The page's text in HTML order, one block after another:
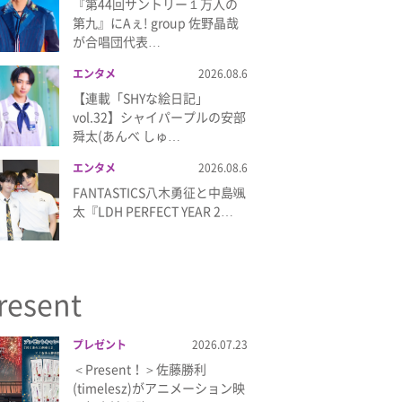
『第44回サントリー１万人の
第九』にAぇ! group 佐野晶哉
が合唱団代表…
エンタメ 2026.08.6
【連載「SHYな絵日記」
vol.32】シャイパープルの安部
舜太(あんべ しゅ…
エンタメ 2026.08.6
FANTASTICS八木勇征と中島颯
太『LDH PERFECT YEAR 2…
プレゼント 2026.07.23
＜Present！＞佐藤勝利
(timelesz)がアニメーション映